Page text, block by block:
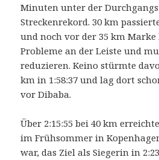
Minuten unter der
Streckenrekord. 30 km
und noch vor der 35 km Marke
Probleme an der Leiste und
reduzieren. Keino stürmte
km in 1:58:37 und lag dort
vor Dibaba.
Über 2:15:55 bei 40 km
im Frühsommer in
war, das Ziel als Siegerin in